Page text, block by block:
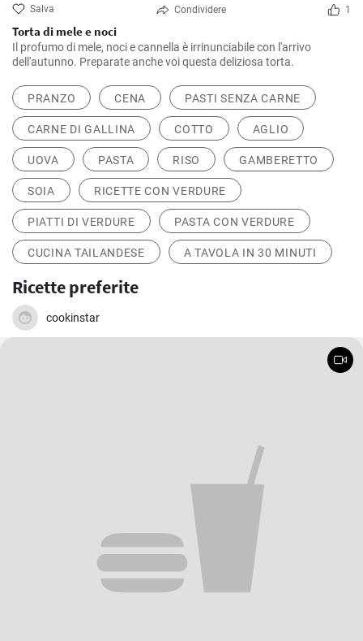
Salva Condividere 1
Torta di mele e noci
Il profumo di mele, noci e cannella è irrinunciabile con l'arrivo
dell'autunno. Preparate anche voi questa deliziosa torta.
PRANZO CENA PASTI SENZA CARNE
CARNE DI GALLINA COTTO AGLIO
UOVA PASTA RISO GAMBERETTO
SOIA RICETTE CON VERDURE
PIATTI DI VERDURE PASTA CON VERDURE
CUCINA TAILANDESE A TAVOLA IN 30 MINUTI
Ricette preferite
cookinstar